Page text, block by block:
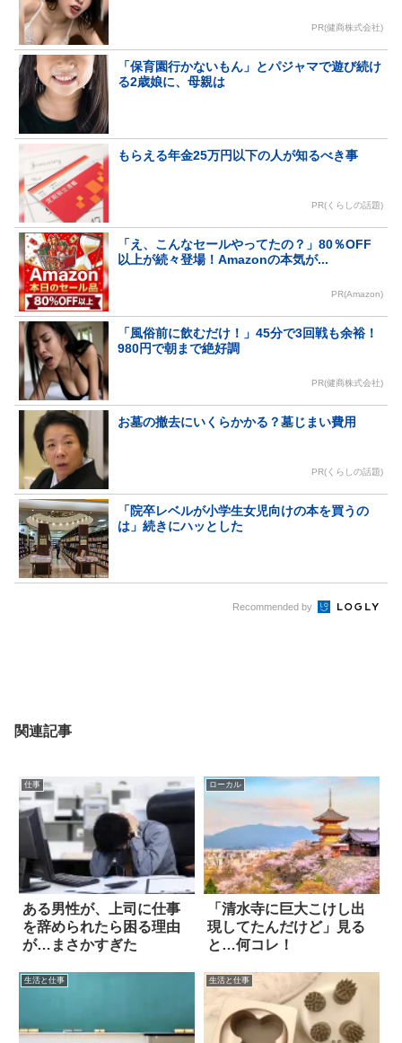
PR(健商株式会社)
「保育園行かないもん」とパジャマで遊び続け
る2歳娘に、母親は
もらえる年金25万円以下の人が知るべき事
PR(くらしの話題)
「え、こんなセールやってたの？」80％OFF
以上が続々登場！Amazonの本気が...
PR(Amazon)
「風俗前に飲むだけ！」45分で3回戦も余裕！
980円で朝まで絶好調
PR(健商株式会社)
お墓の撤去にいくらかかる？墓じまい費用
PR(くらしの話題)
「院卒レベルが小学生女児向けの本を買うの
は」続きにハッとした
Recommended by
関連記事
仕事
ある男性が、上司に仕事
を辞められたら困る理由
が…まさかすぎた
ローカル
「清水寺に巨大こけし出
現してたんだけど」見る
と…何コレ！
生活と仕事 生活と仕事